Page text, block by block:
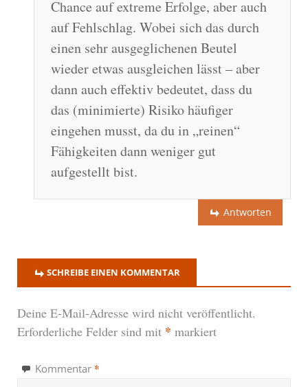
Chance auf extreme Erfolge, aber auch
auf Fehlschlag. Wobei sich das durch
einen sehr ausgeglichenen Beutel
wieder etwas ausgleichen lässt – aber
dann auch effektiv bedeutet, dass du
das (minimierte) Risiko häufiger
eingehen musst, da du in „reinen“
Fähigkeiten dann weniger gut
aufgestellt bist.
Antworten
SCHREIBE EINEN KOMMENTAR
Deine E-Mail-Adresse wird nicht veröffentlicht.
Erforderliche Felder sind mit * markiert
Kommentar *